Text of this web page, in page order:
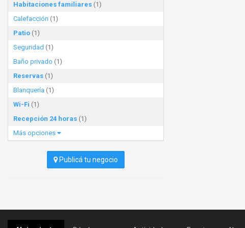
Habitaciones familiares (1)
Calefacción (1)
Patio (1)
Seguridad (1)
Baño privado (1)
Reservas (1)
Blanquería (1)
Wi-Fi (1)
Recepción 24 horas (1)
Más opciones
Publicá tu negocio